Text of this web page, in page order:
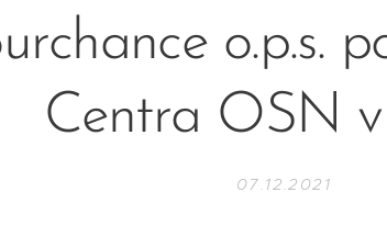
o.p.s.
Centra OSN v
07.12.2021